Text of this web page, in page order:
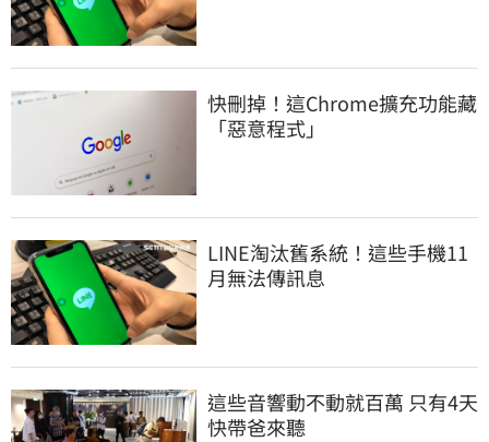
快刪掉！這Chrome擴充功能藏
「惡意程式」
LINE淘汰舊系統！這些手機11
月無法傳訊息
這些音響動不動就百萬 只有4天
快帶爸來聽